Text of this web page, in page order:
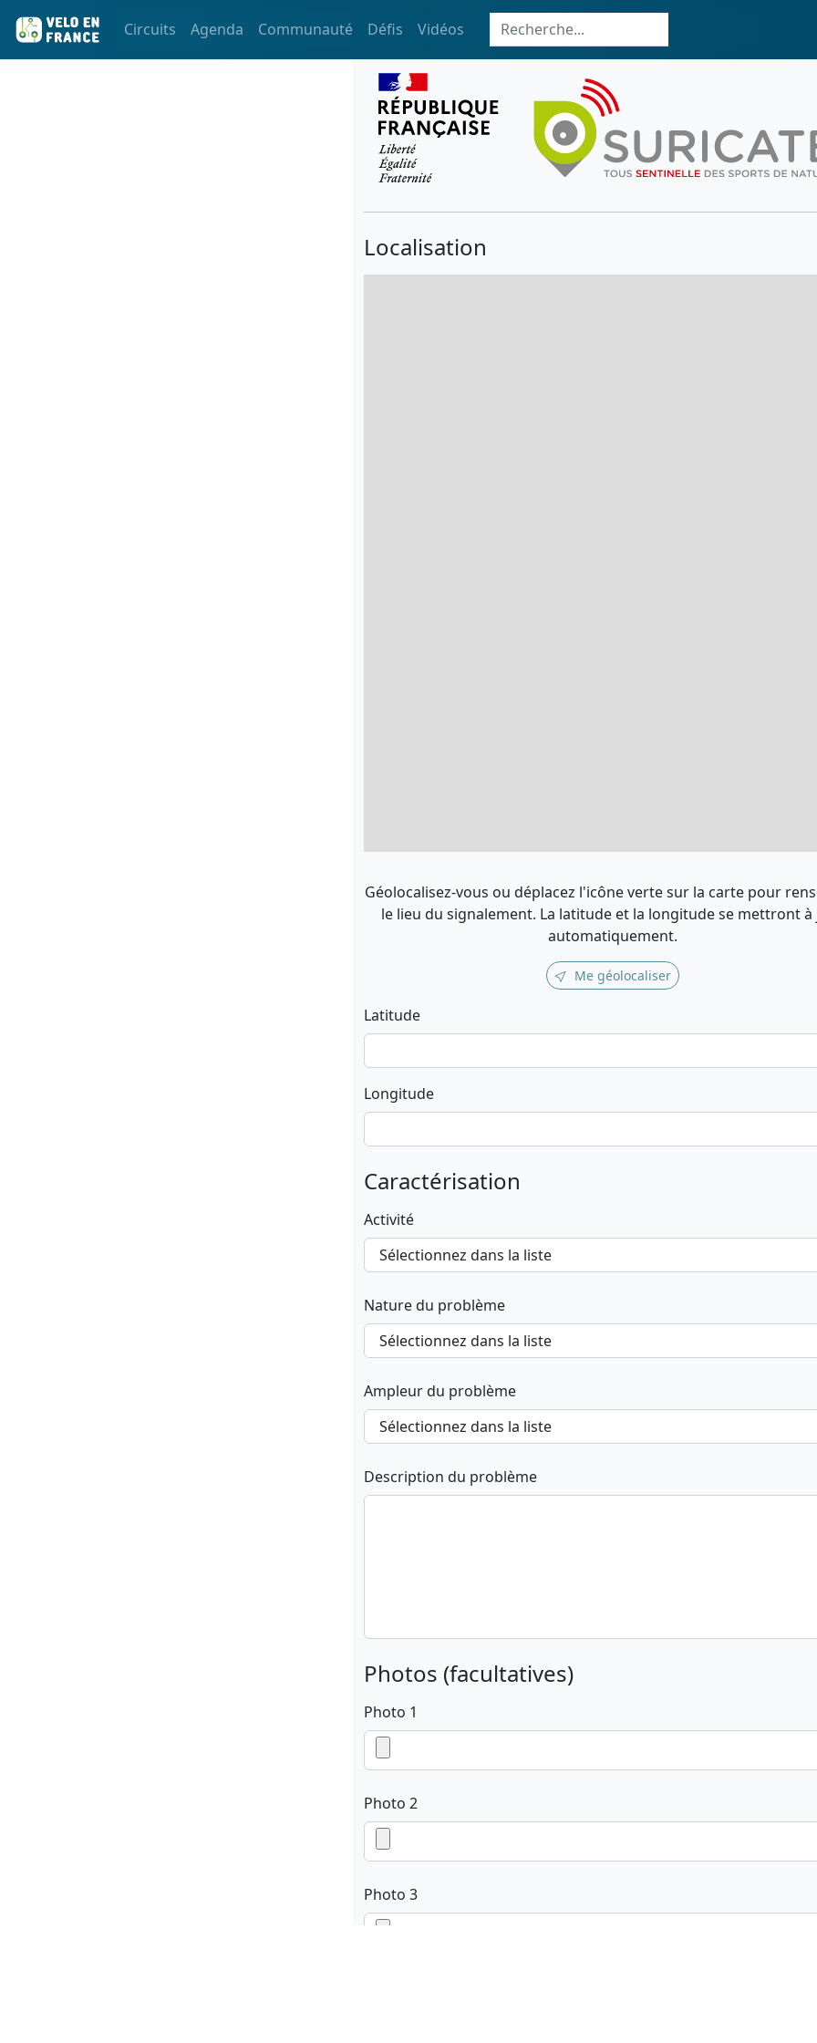
Circuits Agenda Communauté Défis Vidéos
Localisation
Géolocalisez-vous ou déplacez l'icône verte sur la carte pour
le lieu du signalement. La latitude et la longitude se mettront
automatiquement.
Me géolocaliser
Latitude
Longitude
Caractérisation
Activité
Nature du problème
Ampleur du problème
Description du problème
Photos (facultatives)
Photo 1
Photo 2
Photo 3